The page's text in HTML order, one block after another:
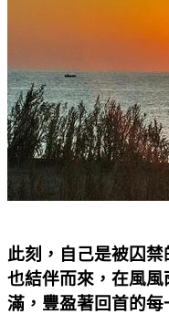
此刻，自己是被囚
也結伴而來，在風
滿，豐盈著回首的每